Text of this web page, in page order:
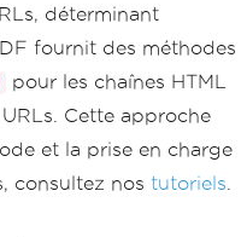
déterminant
fournit des méthodes
pour les chaînes HTML
Cette approche
et la prise en charge
consultez nos tutoriels